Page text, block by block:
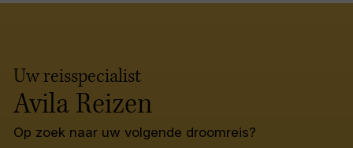
Uw reisspecialist
Avila Reizen
Op zoek naar uw volgende droomreis?